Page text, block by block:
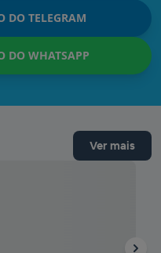
DO TELEGRAM
DO WHATSAPP
Ver mais